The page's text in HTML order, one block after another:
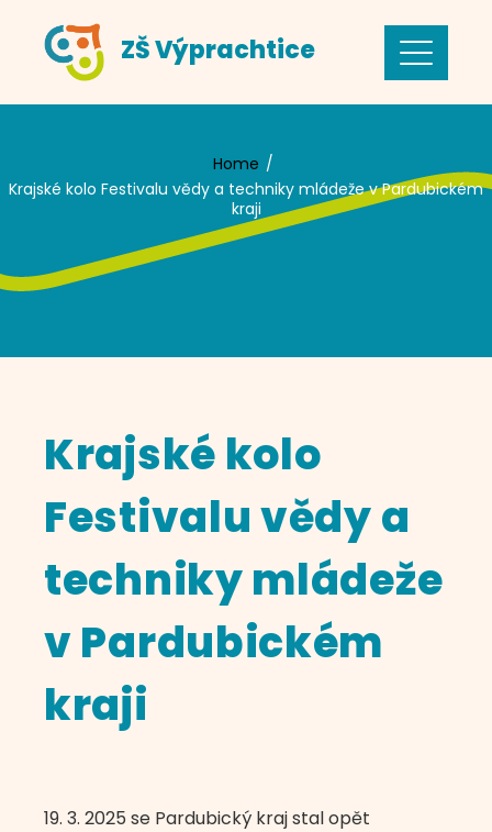
content
ZŠ Výprachtice
Home
Krajské kolo Festivalu vědy a techniky mládeže v Pardubickém
kraji
Krajské kolo
Festivalu vědy a
techniky mládeže
v Pardubickém
kraji
19. 3. 2025 se Pardubický kraj stal opět